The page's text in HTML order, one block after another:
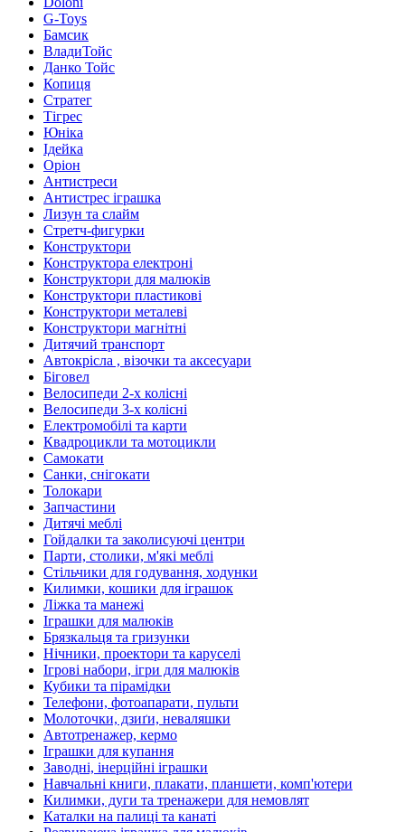
G-Toys
Бамсик
ВладиТойс
Данко Тойс
Копиця
Стратег
Тігрес
Юніка
Ідейка
Оріон
Антистреси
Антистрес іграшка
Лизун та слайм
Стретч-фигурки
Конструктори
Конструктора електроні
Конструктори для малюків
Конструктори пластикові
Конструктори металеві
Конструктори магнітні
Дитячий транспорт
Автокрісла , візочки та аксесуари
Біговел
Велосипеди 2-х колісні
Велосипеди 3-х колісні
Електромобілі та карти
Квадроцикли та мотоцикли
Самокати
Санки, снігокати
Толокари
Запчастини
Дитячі меблі
Гойдалки та заколисуючі центри
Парти, столики, м'які меблі
Стільчики для годування, ходунки
Килимки, кошики для іграшок
Ліжка та манежі
Іграшки для малюків
Брязкальця та гризунки
Нічники, проектори та каруселі
Ігрові набори, ігри для малюків
Кубики та пірамідки
Телефони, фотоапарати, пульти
Молоточки, дзиґи, неваляшки
Автотренажер, кермо
Іграшки для купання
Заводні, інерційні іграшки
Навчальні книги, плакати, планшети, комп'ютери
Килимки, дуги та тренажери для немовлят
Каталки на палиці та канаті